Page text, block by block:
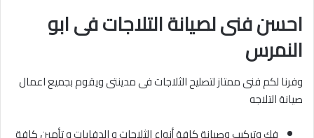
احسن فنى لصيانة التلاجات فى ابو
النمرس
وفرنا لكم فنى ممتاز لتصليح الثلاجات فى مدينتى ويقوم بجميع اعمال
صيانة التلاجه